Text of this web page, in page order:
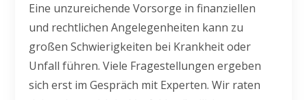
Eine unzureichende Vorsorge in finanziellen
und rechtlichen Angelegenheiten kann zu
großen Schwierigkeiten bei Krankheit oder
Unfall führen. Viele Fragestellungen ergeben
sich erst im Gespräch mit Experten. Wir raten